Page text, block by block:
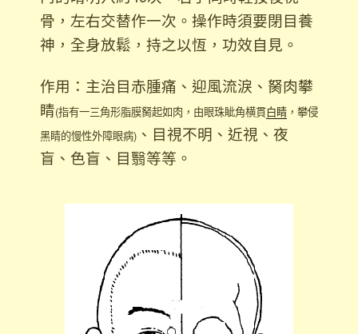
骨，左右交替作一次。操作時須要閉目養
神，全身放鬆，持之以恆，功效自見。
作用：主治目赤腫痛、迎風流淚、胬肉攀
睛(指有一三角形脂膜胬起如肉，由眼珠眦角横貫白睛 ，攀侵
黑睛的慢性外障眼病) 、目視不明、近視、夜
盲、色盲、目翳等等。